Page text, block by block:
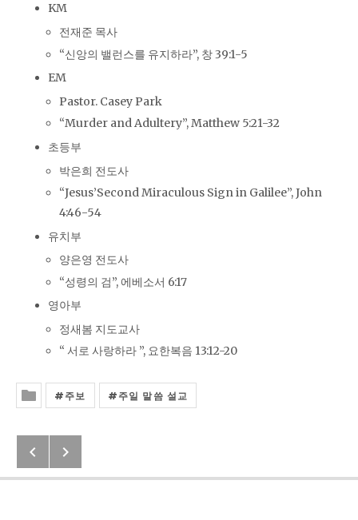
KM
전재준 목사
“신앙의 밸런스를 유지하라”, 창 39:1-5
EM
Pastor. Casey Park
“Murder and Adultery”, Matthew 5:21-32
초등부
박은희 전도사
“Jesus’Second Miraculous Sign in Galilee”, John
4:46-54
유치부
양은영 전도사
“성령의 검”, 에베소서 6:17
영아부
정새봄 지도교사
“ 서로 사랑하라 ”, 요한복음 13:12-20
주보 주일 말씀 설교
Post navigation
Previous: 2020년 2월 9일 교회소식
Next: 이사야 25:8